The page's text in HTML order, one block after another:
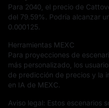
Para 2040, el precio de
del 79.59% . Podría alcanzar
0.000125
Herramientas MEXC
Para proyecciones de
más personalizado, los
de predicción de precios y la
en IA de MEXC.
Aviso legal: Estos escenarios